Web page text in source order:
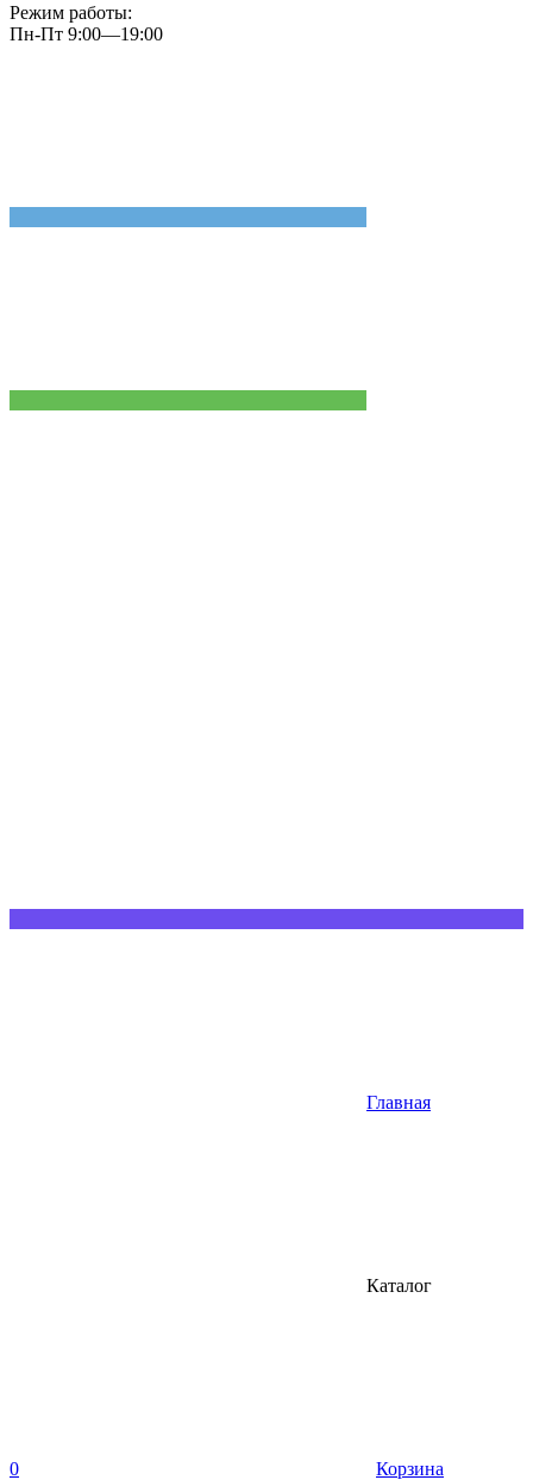
Режим работы:
Пн-Пт 9:00—19:00
Главная
Каталог
0 Корзина